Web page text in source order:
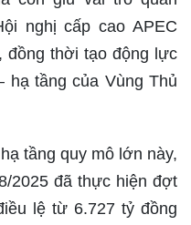
nghị cấp cao APEC
đồng thời tạo động lực
hạ tầng của Vùng Thủ
tầng quy mô lớn này,
2025 đã thực hiện đợt
lệ từ 6.727 tỷ đồng